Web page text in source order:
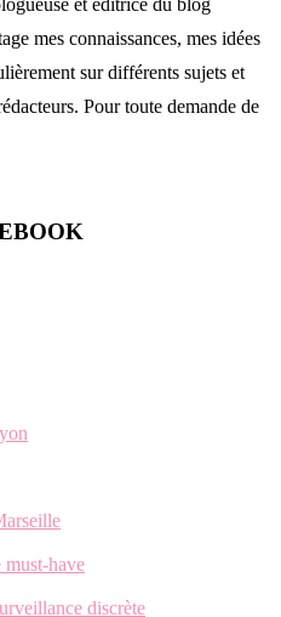
et éditrice du blog
mes connaissances, mes idées
sur différents sujets et
Pour toute demande de
must-have
discrète